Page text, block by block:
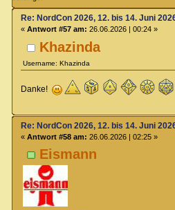
Khazinda
Username: Khazinda
Re: NordCon 2026, 12. bis 14. Juni
« Antwort #57 am: 26.06.2026 | 00:24 »
Danke!
Eismann
Re: NordCon 2026, 12. bis 14. Juni
« Antwort #58 am: 26.06.2026 | 02:25 »